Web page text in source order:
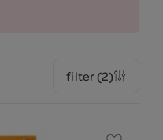
filter (2)